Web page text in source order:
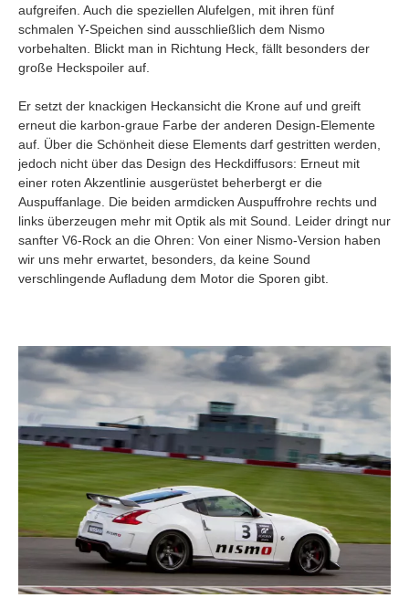
aufgreifen. Auch die speziellen Alufelgen, mit ihren fünf
schmalen Y-Speichen sind ausschließlich dem Nismo
vorbehalten. Blickt man in Richtung Heck, fällt besonders der
große Heckspoiler auf.
Er setzt der knackigen Heckansicht die Krone auf und greift
erneut die karbon-graue Farbe der anderen Design-Elemente
auf. Über die Schönheit diese Elements darf gestritten werden,
jedoch nicht über das Design des Heckdiffusors: Erneut mit
einer roten Akzentlinie ausgerüstet beherbergt er die
Auspuffanlage. Die beiden armdicken Auspuffrohre rechts und
links überzeugen mehr mit Optik als mit Sound. Leider dringt nur
sanfter V6-Rock an die Ohren: Von einer Nismo-Version haben
wir uns mehr erwartet, besonders, da keine Sound
verschlingende Aufladung dem Motor die Sporen gibt.